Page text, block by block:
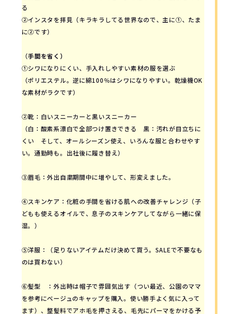
る
②インスタを拝見（キラキラしてる世界なので、主に①、たま
に②です）
（手間を省く）
①シワになりにくい、手入れしやすい素材の服を選ぶ
（ポリエステル。逆に綿100％はシワになりやすい。乾燥機OK
な素材がラクです）
②靴：白いスニーカーと黒いスニーカー
（白：酸素系漂白で全部つけ置きできる 黒：汚れが目立ちに
くい そして、オールシーズン使え、いろんな服と合わせやす
い。通勤時も。出社後に履き替え）
③眉毛：外出自粛期間中に増やして、形変えました。
④スキンケア：化粧の手間を省ける肌への改善チャレンジ（子
どもも使えるオイルで、息子のスキンケアしてながら一緒に保
湿。）
⑤洋服：（足りないアイテムだけ決めて買う。SALEで不要なも
のは買わない）
⑥髪型 ：外出時は帽子で雰囲気出す（つい最近、公園のママ
を参考にベージュのキャップを購入。使い勝手よく気に入って
ます）、整髪料でアホ毛を押さえる、毛先にパーマをかける予